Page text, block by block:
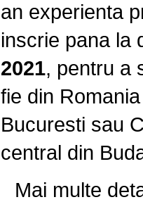
an experienta
inscrie pana la
2021, pentru a
fie din
Bucuresti sau
central din
Mai multe